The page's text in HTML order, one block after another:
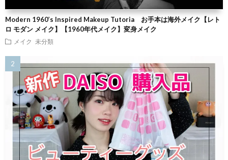
Modern 1960’s Inspired Makeup Tutoria お手本は海外メイク【レト
ロ モダン メイク】【1960年代メイク】変身メイク
メイク 未分類